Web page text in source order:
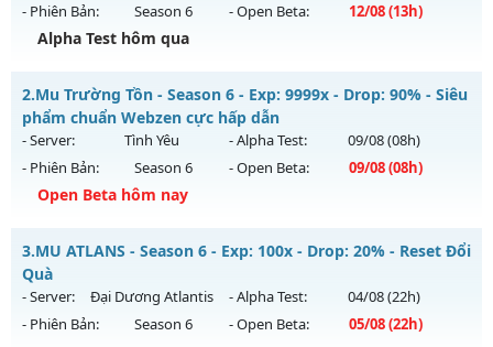
- Phiên Bản:
Season 6 - Open Beta: 12/08(13h)
Alpha Test hôm qua
Mu Tu Tiên - Miễn Phí 99% Mốc Nạp 250k
Mu mới ra tháng 08 2026 - Mở máy chủ
vào 13h ngày 12/08/2626
Exp: 9999x - Drop: 80%
Kiểu reset: Reset In Game
Antihack: Shark
2.Mu Trường Tồn - Season 6 - Exp: 9999x - Drop: 90% - Siêu
phẩm chuẩn Webzen cực hấp dẫn
- Server: Tình Yêu - Alpha Test: 09/08(08h)
- Phiên Bản:
Season 6 - Open Beta: 09/08(08h)
Open Beta hôm nay
Mu mới ra tháng 08 2026 - Mở máy chủ
ngày 09/08/2626
Exp: 9999x - Drop: 90%
3.MU ATLANS - Season 6 - Exp: 100x - Drop: 20% - Reset Đổi
Quà
- Server: Đại Dương Atlantis - Alpha Test: 04/08(22h)
- Phiên Bản:
Season 6 - Open Beta: 05/08(22h)